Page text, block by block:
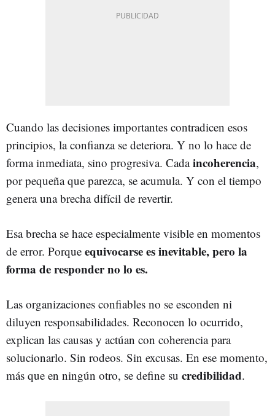
Cuando las decisiones importantes contradicen esos
principios, la confianza se deteriora. Y no lo hace de
forma inmediata, sino progresiva. Cadaincoherencia,
por pequeña que parezca, se acumula. Y con el tiempo
genera una brecha difícil de revertir.
Esa brecha se hace especialmente visible en momentos
de error. Porque equivocarse es inevitable, pero la
forma de responder no lo es.
Las organizaciones confiables no se esconden ni
diluyen responsabilidades. Reconocen lo ocurrido,
explican las causas y actúan con coherencia para
solucionarlo. Sin rodeos. Sin excusas. En ese momento,
más que en ningún otro, se define su credibilidad.